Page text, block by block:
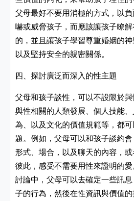
父母最好不要用消極的方式，以
嚇或威脅孩子，而應該讓孩子瞭
的，並且讓孩子學習尊重婚姻的神
以及堅持安全的親密關係。
四、探討廣泛而深入的性主題
父母和孩子談性，可以不設限於
與性相關的人類發展、個人技能
為、以及文化的價值規範等，都
題。例如，父母可以和孩子談約會
形式、場合，以及聊天的內容，
彼此，感受不需要用性來證明的
討論中，父母可以去確定一些訊
子的行為，然後在性資訊與價值